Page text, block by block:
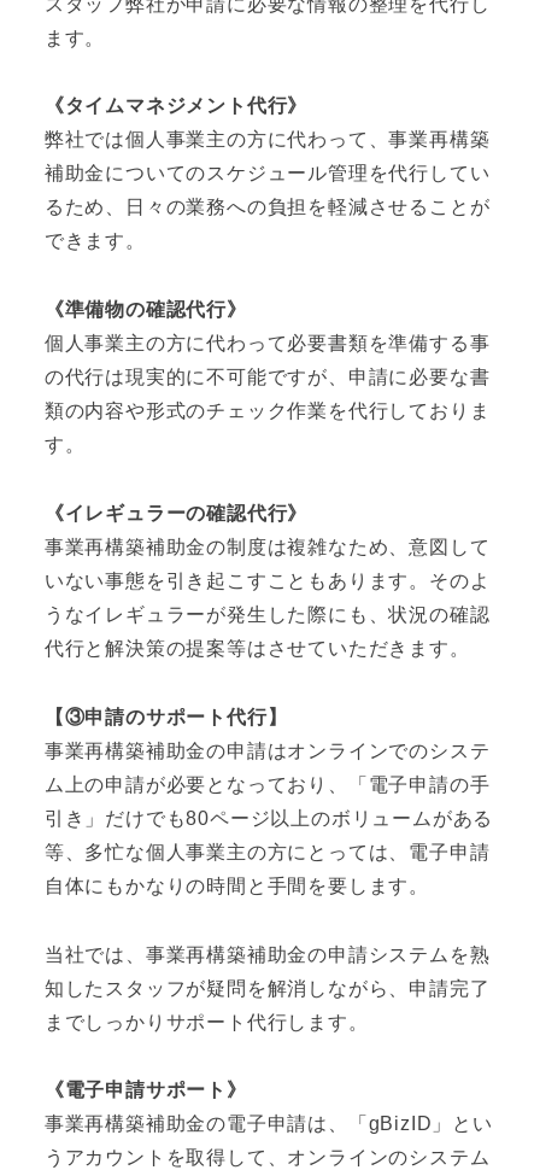
ます。
《タイムマネジメント代行》
弊社では個人事業主の方に代わって、事業再構築
補助金についてのスケジュール管理を代行してい
るため、日々の業務への負担を軽減させることが
できます。
《準備物の確認代行》
個人事業主の方に代わって必要書類を準備する事
の代行は現実的に不可能ですが、申請に必要な書
類の内容や形式のチェック作業を代行しておりま
す。
《イレギュラーの確認代行》
事業再構築補助金の制度は複雑なため、意図して
いない事態を引き起こすこともあります。そのよ
うなイレギュラーが発生した際にも、状況の確認
代行と解決策の提案等はさせていただきます。
【③申請のサポート代行】
事業再構築補助金の申請はオンラインでのシステ
ム上の申請が必要となっており、「電子申請の手
引き」だけでも80ページ以上のボリュームがある
等、多忙な個人事業主の方にとっては、電子申請
自体にもかなりの時間と手間を要します。
当社では、事業再構築補助金の申請システムを熟
知したスタッフが疑問を解消しながら、申請完了
までしっかりサポート代行します。
《電子申請サポート》
事業再構築補助金の電子申請は、「gBizID」とい
うアカウントを取得して、オンラインのシステム